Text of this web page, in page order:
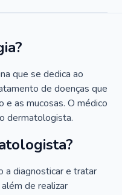
que se dedica ao
de doenças que
e as mucosas. O médico
dermatologista.
a diagnosticar e tratar
de realizar